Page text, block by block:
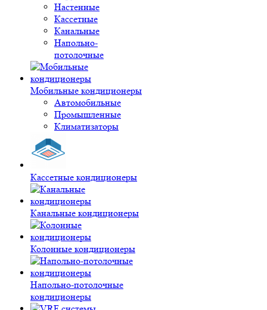
Настенные
Кассетные
Канальные
Напольно-
потолочные
Мобильные кондиционеры
Автомобильные
Промышленные
Климатизаторы
Кассетные кондиционеры
Канальные кондиционеры
Колонные кондиционеры
Напольно-потолочные
кондиционеры